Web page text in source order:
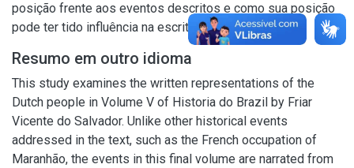
posição frente aos eventos descritos e como sua posição
pode ter tido influência na escrita.
Resumo em outro idioma
This study examines the written representations of the
Dutch people in Volume V of Historia do Brazil by Friar
Vicente do Salvador. Unlike other historical events
addressed in the text, such as the French occupation of
Maranhão, the events in this final volume are narrated from